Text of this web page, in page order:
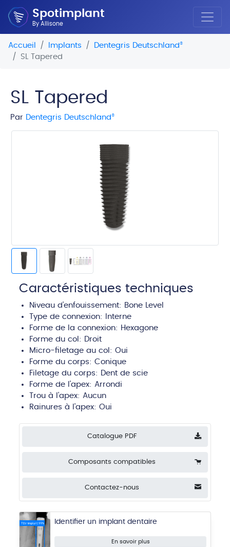
Spotimplant
By Allisone
Accueil Implants Dentegris Deutschland ®
SL Tapered
SL Tapered
Par Dentegris Deutschland ®
Caractéristiques techniques
Niveau d'enfouissement: Bone Level
Type de connexion:
Interne
Forme de la connexion: Hexagone
Forme du col: Droit
Micro-filetage au col: Oui
Forme du corps: Conique
Filetage du corps: Dent de scie
Forme de l'apex: Arrondi
Trou à l'apex: Aucun
Rainures à l'apex: Oui
Catalogue PDF
Composants compatibles
Contactez-nous
Identifier un implant dentaire
En savoir plus